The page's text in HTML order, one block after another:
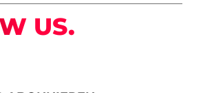
US.